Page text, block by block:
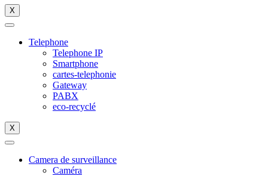
X
Telephone
Telephone IP
Smartphone
cartes-telephonie
Gateway
PABX
eco-recyclé
X
Camera de surveillance
Caméra